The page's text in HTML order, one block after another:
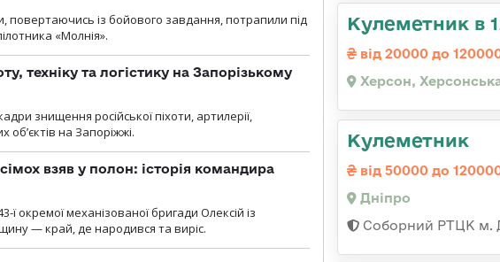
повертаючись із бойового завдання, потрапили під
«Молнія».
техніку та логістику на Запорізькому
знищення російської піхоти, артилерії,
об’єктів на Запоріжжі.
взяв у полон: історія командира
ї окремої механізованої бригади Олексій із
— край, де народився та виріс.
Кулеметник в
від 20000 до
Херсон,
Кулеметник
від 50000 до
Дніпро
Соборний РТЦК м.